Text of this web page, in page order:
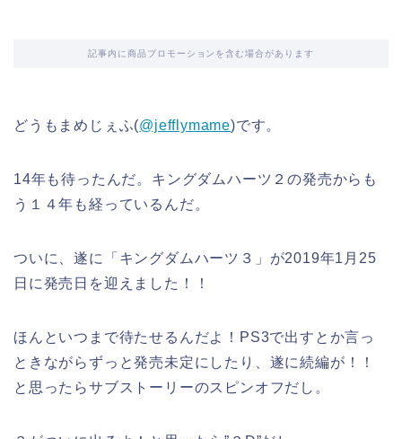
記事内に商品プロモーションを含む場合があります
どうもまめじぇふ(@jefflymame)です。
14年も待ったんだ。キングダムハーツ２の発売からも
う１４年も経っているんだ。
ついに、遂に「キングダムハーツ３」が2019年1月25
日に発売日を迎えました！！
ほんといつまで待たせるんだよ！PS3で出すとか言っ
ときながらずっと発売未定にしたり、遂に続編が！！
と思ったらサブストーリーのスピンオフだし。